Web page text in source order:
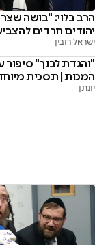
הרב בלוי: "בושה
יהודים חרדים
ישראל רובין
"והגדת לבנך"
המכות | תסכית
יונתן